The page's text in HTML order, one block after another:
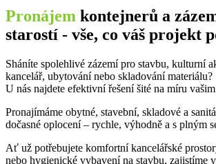
Pronájem kontejnerů a
starostí - vše, co váš projekt
Sháníte spolehlivé zázemí pro stavbu, kulturní
kancelář, ubytování nebo skladování materiálu?
U nás najdete efektivní řešení šité na míru
Pronajímáme obytné, stavební, skladové a
dočasné oplocení – rychle, výhodně a s plným
Ať už potřebujete komfortní kancelářské
nebo hygienické vybavení na stavbu, zajistíme